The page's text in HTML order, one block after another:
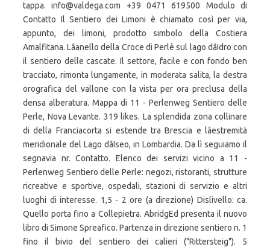
tappa. info@valdega.com +39 0471 619500 Modulo di
Contatto Il Sentiero dei Limoni è chiamato così per via,
appunto, dei limoni, prodotto simbolo della Costiera
Amalfitana. Lâanello della Croce di Perlè sul lago dâIdro con
il sentiero delle cascate. Il settore, facile e con fondo ben
tracciato, rimonta lungamente, in moderata salita, la destra
orografica del vallone con la vista per ora preclusa della
densa alberatura. Mappa di 11 - Perlenweg Sentiero delle
Perle, Nova Levante. 319 likes. La splendida zona collinare
di della Franciacorta si estende tra Brescia e lâestremità
meridionale del Lago dâIseo, in Lombardia. Da lì seguiamo il
segnavia nr. Contatto. Elenco dei servizi vicino a 11 -
Perlenweg Sentiero delle Perle: negozi, ristoranti, strutture
ricreative e sportive, ospedali, stazioni di servizio e altri
luoghi di interesse. 1,5 - 2 ore (a direzione) Dislivello: ca.
Quello porta fino a Collepietra. AbridgEd presenta il nuovo
libro di Simone Spreafico. Partenza in direzione sentiero n. 1
fino il bivio del sentiero dei calieri ("Rittersteig"). 5